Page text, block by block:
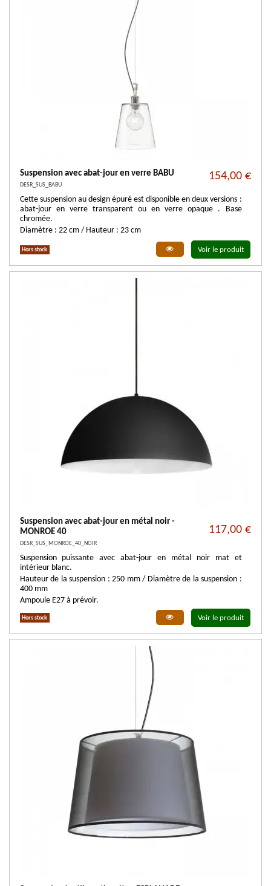
Suspension avec abat-jour en verre BABU
DESR_SUS_BABU
154,00 €
Cette suspension au design épuré est disponible en deux versions :
abat-jour en verre transparent ou en verre opaque . Base
chromée.
Diamètre : 22 cm / Hauteur : 23 cm
Hors stock Voir le produit
Suspension avec abat-jour en métal noir -
MONROE 40
DESR_SUS_MONROE_40_NOIR
117,00 €
Suspension puissante avec abat-jour en métal noir mat et
intérieur blanc.
Hauteur de la suspension : 250 mm / Diamètre de la suspension :
400 mm
Ampoule E27 à prévoir.
Hors stock Voir le produit